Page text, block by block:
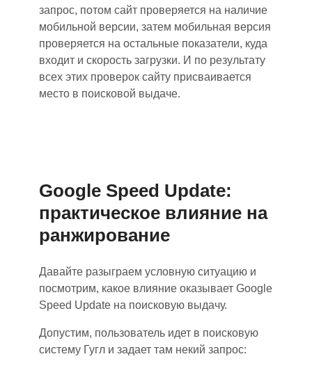
запрос, потом сайт проверяется на наличие
мобильной версии, затем мобильная версия
проверяется на остальные показатели, куда
входит и скорость загрузки. И по результату
всех этих проверок сайту присваивается
место в поисковой выдаче.
Google Speed Update:
практическое влияние на
ранжирование
Давайте разыграем условную ситуацию и
посмотрим, какое влияние оказывает Google
Speed Update на поисковую выдачу.
Допустим, пользователь идет в поисковую
систему Гугл и задает там некий запрос: